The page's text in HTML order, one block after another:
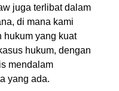
juga terlibat dalam
di mana kami
hukum yang kuat
hukum, dengan
mendalam
yang ada.